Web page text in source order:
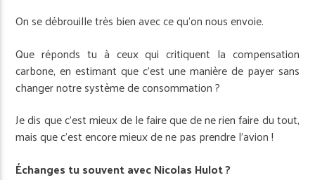
On se débrouille très bien avec ce qu’on nous envoie.
Que réponds tu à ceux qui critiquent la compensation
carbone, en estimant que c’est une manière de payer sans
changer notre système de consommation ?
Je dis que c’est mieux de le faire que de ne rien faire du tout,
mais que c’est encore mieux de ne pas prendre l’avion !
Échanges tu souvent avec Nicolas Hulot ?